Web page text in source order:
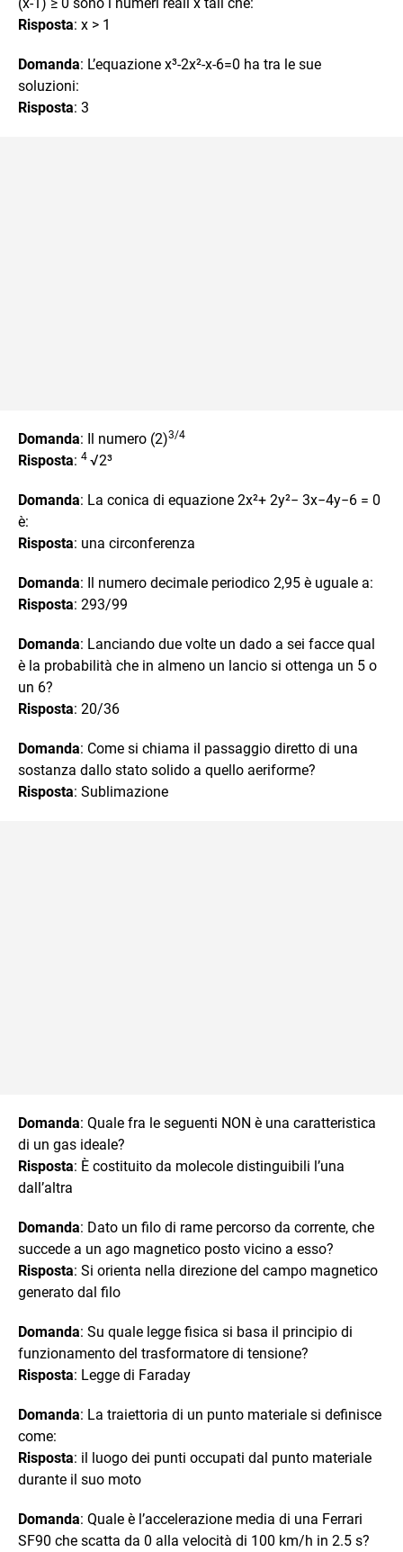
Risposta: x > 1
Domanda: L’equazione x³-2x²-x-6=0 ha tra le sue
soluzioni:
Risposta: 3
Domanda: Il numero (2)3/4
Risposta: 4 √2³
Domanda: La conica di equazione 2x²+ 2y²− 3x−4y−6 = 0
è:
Risposta: una circonferenza
Domanda: Il numero decimale periodico 2,95 è uguale a:
Risposta: 293/99
Domanda: Lanciando due volte un dado a sei facce qual
è la probabilità che in almeno un lancio si ottenga un 5 o
un 6?
Risposta: 20/36
Domanda: Come si chiama il passaggio diretto di una
sostanza dallo stato solido a quello aeriforme?
Risposta: Sublimazione
Domanda: Quale fra le seguenti NON è una caratteristica
di un gas ideale?
Risposta: È costituito da molecole distinguibili l’una
dall’altra
Domanda: Dato un filo di rame percorso da corrente, che
succede a un ago magnetico posto vicino a esso?
Risposta: Si orienta nella direzione del campo magnetico
generato dal filo
Domanda: Su quale legge fisica si basa il principio di
funzionamento del trasformatore di tensione?
Risposta: Legge di Faraday
Domanda: La traiettoria di un punto materiale si definisce
come:
Risposta: il luogo dei punti occupati dal punto materiale
durante il suo moto
Domanda: Quale è l’accelerazione media di una Ferrari
SF90 che scatta da 0 alla velocità di 100 km/h in 2.5 s?